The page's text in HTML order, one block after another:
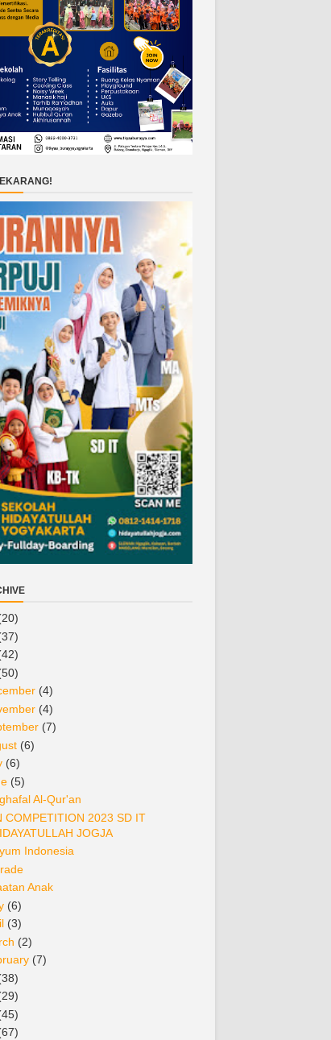
(4)
(4)
(7)
(6)
(6)
(5)
Al-Qur'an
COMPETITION 2023 SD IT
JOGJA
Indonesia
Anak
(6)
(3)
(2)
(7)